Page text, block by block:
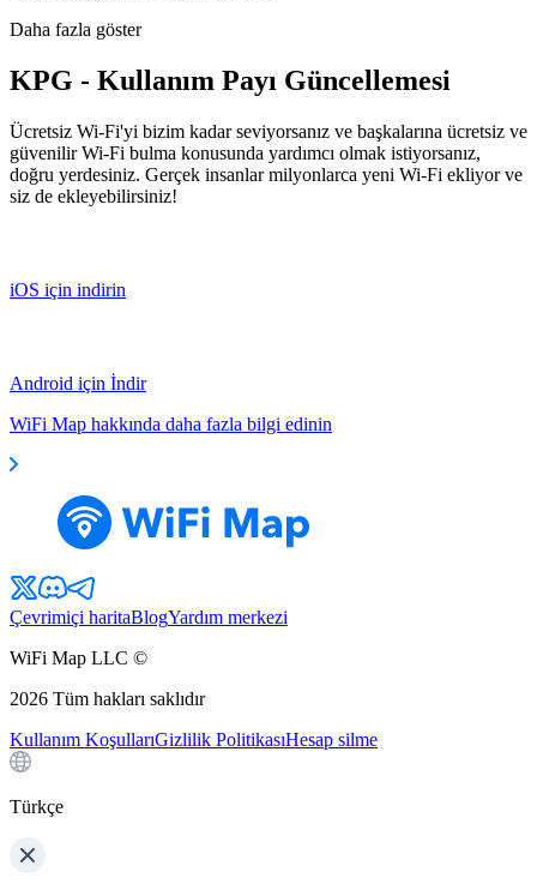
Daha fazla göster
KPG - Kullanım Payı Güncellemesi
Ücretsiz Wi-Fi'yi bizim kadar seviyorsanız ve başkalarına ücretsiz ve
güvenilir Wi-Fi bulma konusunda yardımcı olmak istiyorsanız,
doğru yerdesiniz. Gerçek insanlar milyonlarca yeni Wi-Fi ekliyor ve
siz de ekleyebilirsiniz!
iOS için indirin
Android için İndir
WiFi Map hakkında daha fazla bilgi edinin
Çevrimiçi haritaBlogYardım merkezi
WiFi Map LLC ©
2026 Tüm hakları saklıdır
Kullanım KoşullarıGizlilik PolitikasıHesap silme
Türkçe